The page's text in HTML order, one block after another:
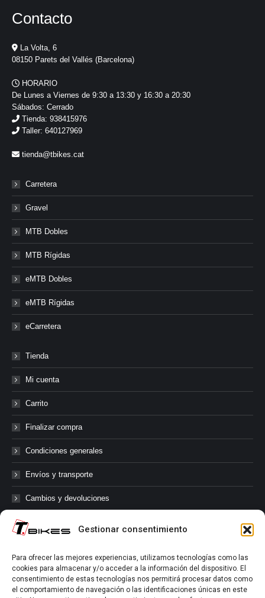
Gestionar consentimiento
Para ofrecer las mejores experiencias, utilizamos tecnologías como las
cookies para almacenar y/o acceder a la información del dispositivo. El
consentimiento de estas tecnologías nos permitirá procesar datos como
el comportamiento de navegación o las identificaciones únicas en este
Contacto
La Volta, 6
08150 Parets del Vallés (Barcelona)
HORARIO
De Lunes a Viernes de 9:30 a 13:30 y 16:30 a 20:30
Sábados: Cerrado
Tienda: 938415976
Taller: 640127969
tienda@tbikes.cat
Carretera
Gravel
MTB Dobles
MTB Rígidas
eMTB Dobles
eMTB Rígidas
eCarretera
Tienda
Mi cuenta
Carrito
Finalizar compra
Condiciones generales
Envíos y transporte
Cambios y devoluciones
@tbikes.cat #tbikes
Síguenos en las redes sociales de Tbikes, mantente informado de
nuestras novedades, productos, salidas en grupo, ofertas, sorteos ...